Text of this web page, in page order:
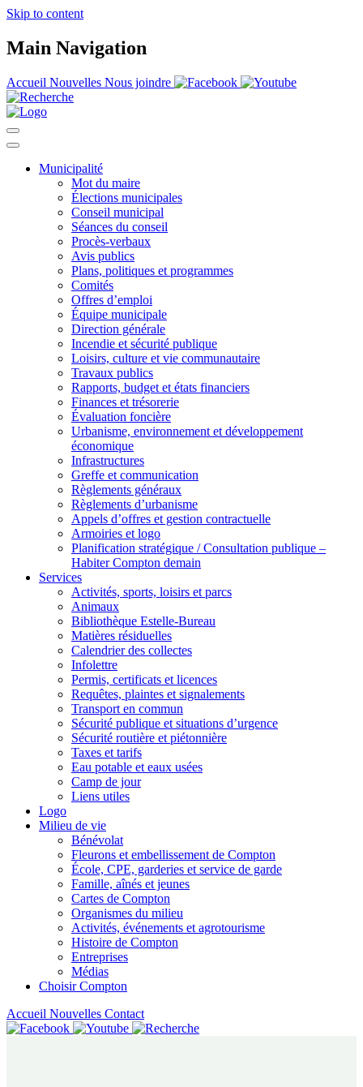
Skip to content
Main Navigation
Accueil Nouvelles Nous joindre
Municipalité
Mot du maire
Élections municipales
Conseil municipal
Séances du conseil
Procès-verbaux
Avis publics
Plans, politiques et programmes
Comités
Offres d’emploi
Équipe municipale
Direction générale
Incendie et sécurité publique
Loisirs, culture et vie communautaire
Travaux publics
Rapports, budget et états financiers
Finances et trésorerie
Évaluation foncière
Urbanisme, environnement et développement
économique
Infrastructures
Greffe et communication
Règlements généraux
Règlements d’urbanisme
Appels d’offres et gestion contractuelle
Armoiries et logo
Planification stratégique / Consultation publique –
Habiter Compton demain
Services
Activités, sports, loisirs et parcs
Animaux
Bibliothèque Estelle-Bureau
Matières résiduelles
Calendrier des collectes
Infolettre
Permis, certificats et licences
Requêtes, plaintes et signalements
Transport en commun
Sécurité publique et situations d’urgence
Sécurité routière et piétonnière
Taxes et tarifs
Eau potable et eaux usées
Camp de jour
Liens utiles
Logo
Milieu de vie
Bénévolat
Fleurons et embellissement de Compton
École, CPE, garderies et service de garde
Famille, aînés et jeunes
Cartes de Compton
Organismes du milieu
Activités, événements et agrotourisme
Histoire de Compton
Entreprises
Médias
Choisir Compton
Accueil Nouvelles Contact